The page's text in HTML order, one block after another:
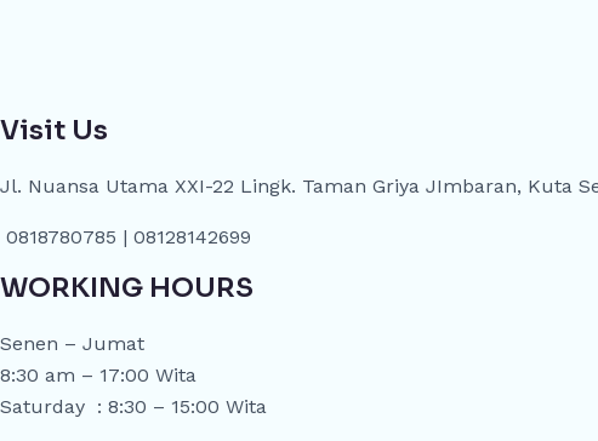
Visit Us
Jl. Nuansa Utama XXI-22 Lingk. Taman Griya JImbaran, Kuta
0818780785 | 08128142699
WORKING HOURS
Senen – Jumat
8:30 am – 17:00 Wita
Saturday : 8:30 – 15:00 Wita